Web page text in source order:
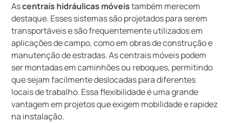
Ascentrais hidráulicas móveistambém merecem
destaque. Esses sistemas são projetados para serem
transportáveis e são frequentemente utilizados em
aplicações de campo, como em obras de construção e
manutenção de estradas. As centrais móveis podem
ser montadas em caminhões ou reboques, permitindo
que sejam facilmente deslocadas para diferentes
locais de trabalho. Essa flexibilidade é uma grande
vantagem em projetos que exigem mobilidade e rapidez
na instalação.